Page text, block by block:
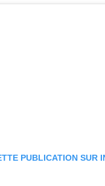
PUBLICATION SUR